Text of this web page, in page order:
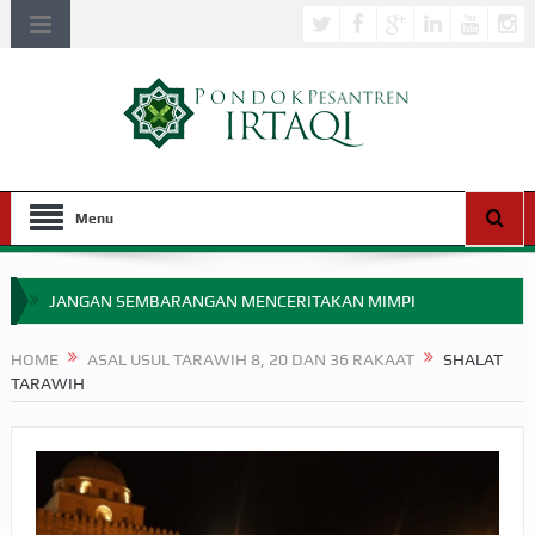
Menu
JANGAN SEMBARANGAN MENCERITAKAN MIMPI
MIMPI YANG DIABAIKAN MENJELANG PERANG BADAR
SEBELUM TIBA SAAT WAJIB?
HAKIKAT NIKMAT DI DUNIA!
HOME ASAL USUL TARAWIH 8, 20 DAN 36 RAKAAT
SHALAT
TARAWIH